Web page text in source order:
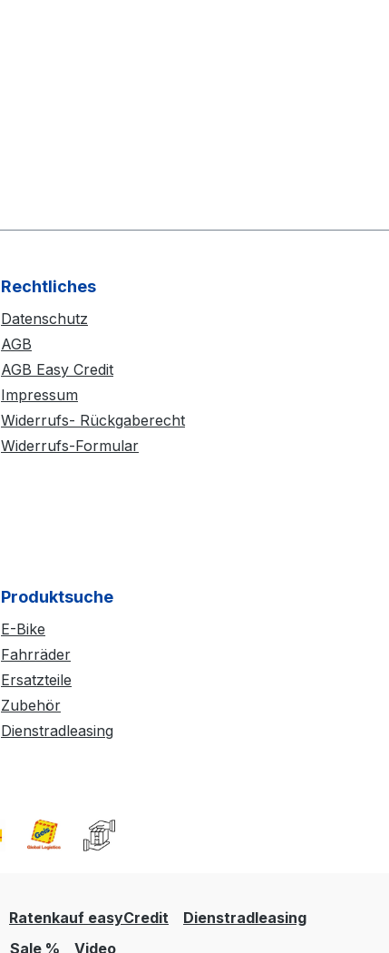
Rechtliches
Datenschutz
AGB
AGB Easy Credit
Impressum
Widerrufs- Rückgaberecht
Widerrufs-Formular
Produktsuche
E-Bike
Fahrräder
Ersatzteile
Zubehör
Dienstradleasing
Ratenkauf easyCredit
Dienstradleasing
Sale % Video